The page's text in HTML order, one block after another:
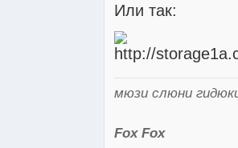
Или так:
мюзи слюни
Fox Fox